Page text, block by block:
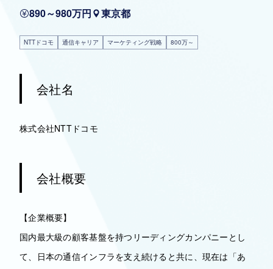
890～980万円 東京都
NTTドコモ 通信キャリア マーケティング戦略 800万～
会社名
株式会社NTTドコモ
会社概要
【企業概要】
国内最大級の顧客基盤を持つリーディングカンパニーとし
て、日本の通信インフラを支え続けると共に、現在は「あ